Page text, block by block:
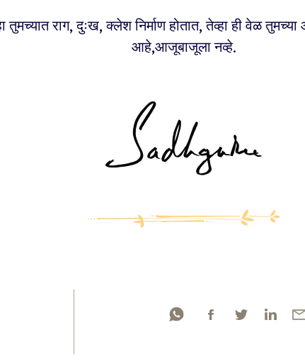
तुमच्यात राग, दुःख, क्लेश निर्माण होतात, तेव्हा ही वेळ
आहे,आजूबाजूला नव्हे.